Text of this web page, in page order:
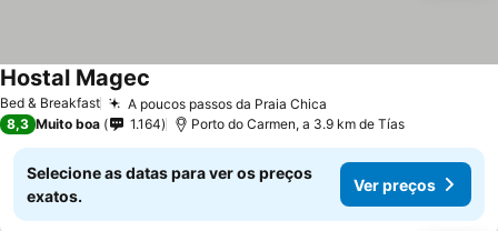
Bed & Breakfast A poucos passos da Praia Chica
Hostal Magec
8,3 Muito boa 1.164 Porto do Carmen, a 3.9 km de Tías
Selecione as datas para ver os preços
exatos.
Ver preços